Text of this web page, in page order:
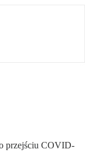
przejściu COVID-